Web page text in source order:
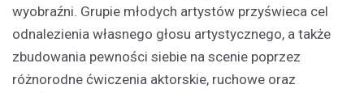
wyobraźni. Grupie młodych artystów przyświeca cel
odnalezienia własnego głosu artystycznego, a także
zbudowania pewności siebie na scenie poprzez
różnorodne ćwiczenia aktorskie, ruchowe oraz